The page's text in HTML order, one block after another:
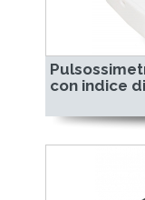
con indice